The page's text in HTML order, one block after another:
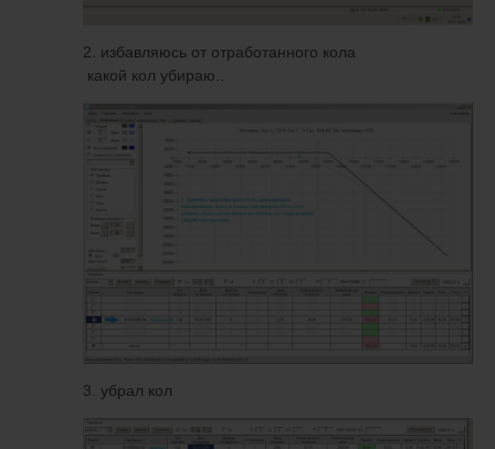
2. избавляюсь от отработанного кола
какой кол убираю..
3. убрал кол